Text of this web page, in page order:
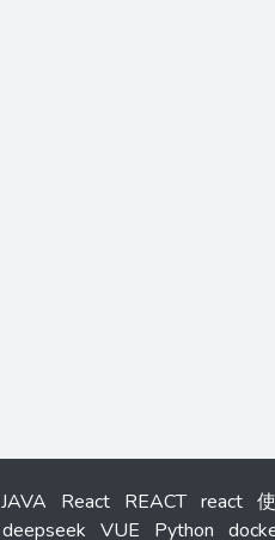
JAVA React REACT react
deepseek VUE Python